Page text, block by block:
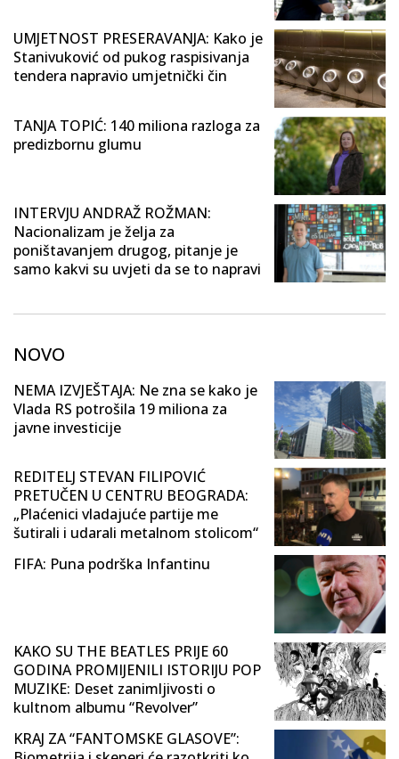
UMJETNOST PRESERAVANJA: Kako je
Stanivuković od pukog raspisivanja
tendera napravio umjetnički čin
TANJA TOPIĆ: 140 miliona razloga za
predizbornu glumu
INTERVJU ANDRAŽ ROŽMAN:
Nacionalizam je želja za
poništavanjem drugog, pitanje je
samo kakvi su uvjeti da se to napravi
NOVO
NEMA IZVJEŠTAJA: Ne zna se kako je
Vlada RS potrošila 19 miliona za
javne investicije
REDITELJ STEVAN FILIPOVIĆ
PRETUČEN U CENTRU BEOGRADA:
„Plaćenici vladajuće partije me
šutirali i udarali metalnom stolicom“
FIFA: Puna podrška Infantinu
KAKO SU THE BEATLES PRIJE 60
GODINA PROMIJENILI ISTORIJU POP
MUZIKE: Deset zanimljivosti o
kultnom albumu “Revolver”
KRAJ ZA “FANTOMSKE GLASOVE”: